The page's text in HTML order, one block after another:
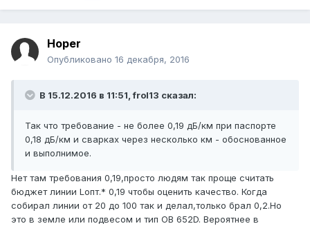
Hoper
Опубликовано 16 декабря, 2016
В 15.12.2016 в 11:51, frol13 сказал:
Так что требование - не более 0,19 дБ/км при паспорте
0,18 дБ/км и сварках через несколько км - обоснованное
и выполнимое.
Нет там требования 0,19,просто людям так проще считать
бюджет линии Lопт.* 0,19 чтобы оценить качество. Когда
собирал линии от 20 до 100 так и делал,только брал 0,2.Но
это в земле или подвесом и тип ОВ 652D. Вероятнее в